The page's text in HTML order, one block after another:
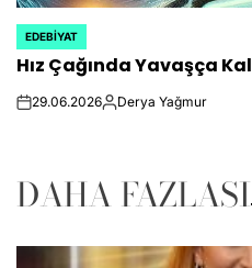
POSTED
IN
EDEBIYAT
Hız Çağında Yavaşça
on29.06.2026Posted
Derya Yağmur
DAHA FAZLASI